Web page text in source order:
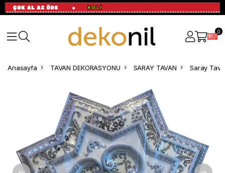
0
Anasayfa TAVAN DEKORASYONU SARAY TAVAN Saray